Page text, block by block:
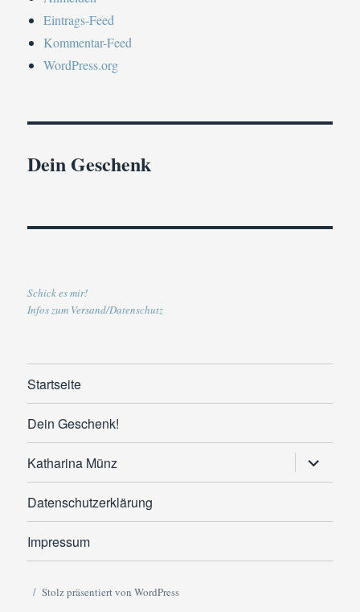
Eintrags-Feed
Kommentar-Feed
WordPress.org
Dein Geschenk
Schick es mir!
Infos zum Versand/Datenschutz
Startseite
Dein Geschenk!
Katharina Münz
anzeigen
Datenschutzerklärung
Impressum
Stolz präsentiert von WordPress